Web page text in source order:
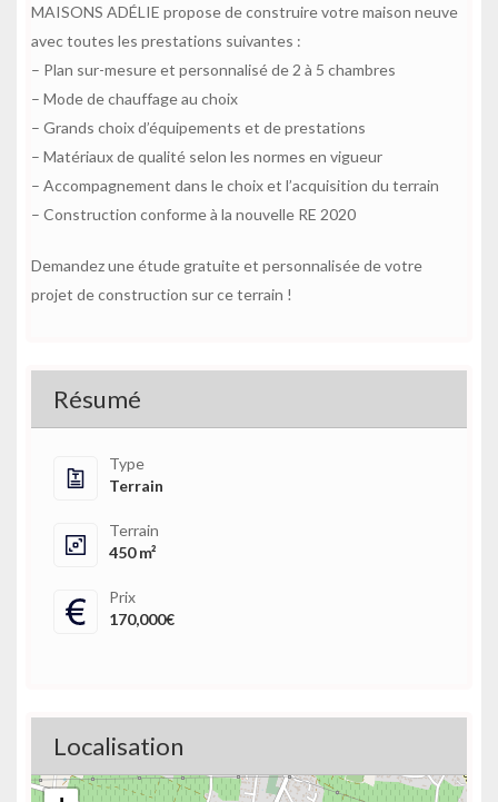
MAISONS ADÉLIE propose de construire votre maison neuve
avec toutes les prestations suivantes :
– Plan sur-mesure et personnalisé de 2 à 5 chambres
– Mode de chauffage au choix
– Grands choix d’équipements et de prestations
– Matériaux de qualité selon les normes en vigueur
– Accompagnement dans le choix et l’acquisition du terrain
– Construction conforme à la nouvelle RE 2020
Demandez une étude gratuite et personnalisée de votre
projet de construction sur ce terrain !
Résumé
Type
Terrain
Terrain
450 m²
Prix
170,000€
Localisation